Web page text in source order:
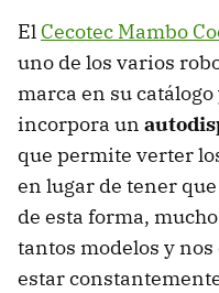
El Cecotec Mambo
uno de los varios
marca en su
incorpora un
que permite verter
en lugar de tener
de esta forma,
tantos modelos y
estar